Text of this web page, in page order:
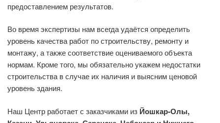
предоставлением результатов.
Во время экспертизы нам всегда удаётся определить
уровень качества работ по строительству, ремонту и
монтажу, а также соответствие оцениваемого объекта
нормам. Кроме того, мы обязательно укажем недостатки
строительства в случае их наличия и выясним ценовой
уровень здания.
Наш Центр работает с заказчиками из Йошкар-Олы,